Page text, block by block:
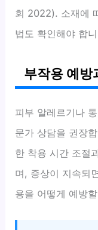
회 2022). 소재에
법도 확인해야 합
부작용 예방
피부 알레르기나
문가 상담을 권장
한 착용 시간 조절
며, 증상이 지속되
용을 어떻게 예방